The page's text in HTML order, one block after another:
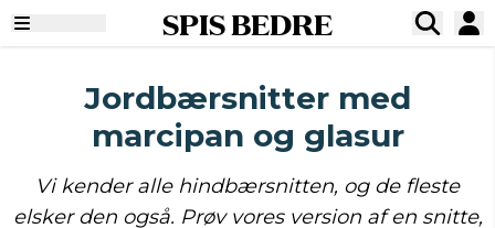
SPIS BEDRE
Jordbærsnitter med
marcipan og glasur
Vi kender alle hindbærsnitten, og de fleste
elsker den også. Prøv vores version af en snitte,